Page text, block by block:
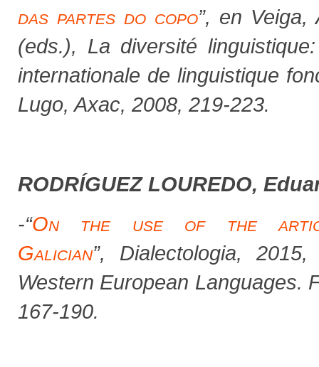
das partes do copo”, en Veiga,
(eds.), La diversité
internationale de linguistique
Lugo, Axac, 2008, 219-223.
RODRÍGUEZ LOUREDO,
-“On the use of the
Galician”, Dialectologia,
Western European Languages.
167-190.